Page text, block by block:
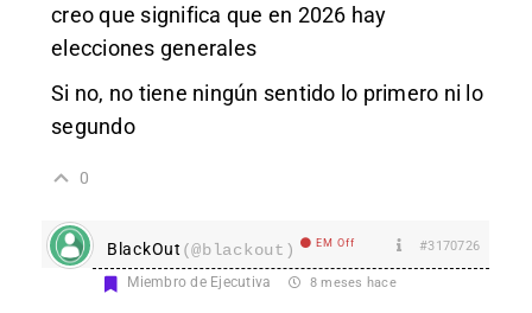
creo que significa que en 2026 hay
elecciones generales
Si no, no tiene ningún sentido lo primero ni lo
segundo
0
BlackOut (@blackout) EM Off #3170726
Miembro de Ejecutiva 8 meses hace